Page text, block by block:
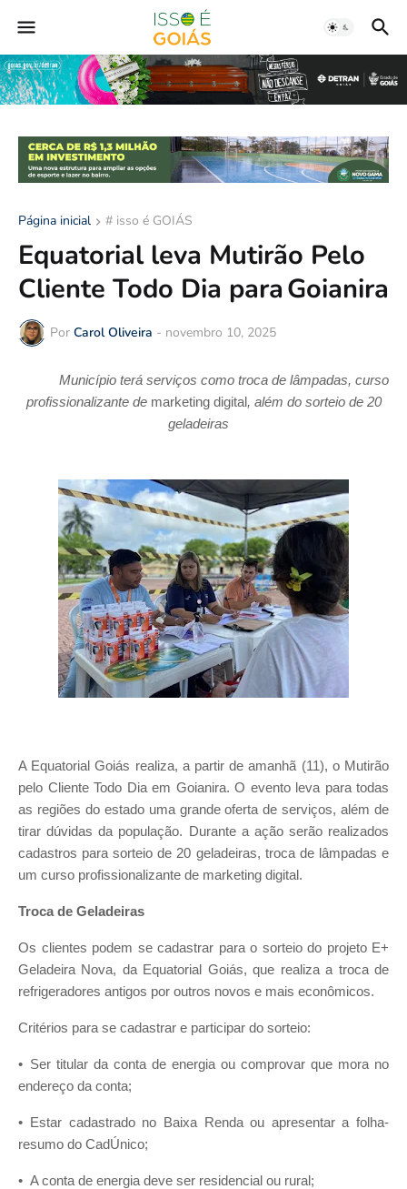
Página inicial # isso é GOIÁS
Equatorial leva Mutirão Pelo
Cliente Todo Dia para Goianira
Por Carol Oliveira - novembro 10, 2025
Município terá serviços como troca de lâmpadas, curso
profissionalizante de marketing digital , além do sorteio de 20
geladeiras
A Equatorial Goiás realiza, a partir de amanhã (11), o Mutirão
pelo Cliente Todo Dia em Goianira. O evento leva para todas
as regiões do estado uma grande oferta de serviços, além de
tirar dúvidas da população. Durante a ação serão realizados
cadastros para sorteio de 20 geladeiras, troca de lâmpadas e
um curso profissionalizante de marketing digital.
Troca de Geladeiras
Os clientes podem se cadastrar para o sorteio do projeto E+
Geladeira Nova, da Equatorial Goiás, que realiza a troca de
refrigeradores antigos por outros novos e mais econômicos.
Critérios para se cadastrar e participar do sorteio:
• Ser titular da conta de energia ou comprovar que mora no
endereço da conta;
• Estar cadastrado no Baixa Renda ou apresentar a folha-
resumo do CadÚnico;
• A conta de energia deve ser residencial ou rural;